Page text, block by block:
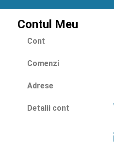
Contul Meu
Cont
Comenzi
Adrese
Detalii cont